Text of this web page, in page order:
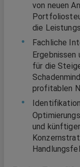
von neuen
die
Fachliche
Ergebnissen
für die
profitablen
und